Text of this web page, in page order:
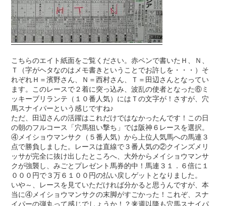
こちらのエイト紙面をご覧ください。赤ペンで書いたＨ、Ｎ、
Ｔ（字がヘタなのはメモ書きということでお許しを・・・）そ
れぞれＨ＝濱野さん、Ｎ＝西村さん、Ｔ＝田辺さんとなってい
ます。このレースで２着に突っ込み、波乱の使者となった⑥ミ
ッキーブリランテ（１０番人気）にはＴの文字が！さすが、穴
馬スナイパーという感じですね♪
ただ、田辺さんの活躍はこれだけではなかったんです！この日
の朝のフルコース「穴馬狙い撃ち」では阪神６レースを選択。
④メイショウマンサク（５番人気）から上位人気馬への馬連３
点で勝負しました。レースは直線で３番人気の②クインズメリ
ッサが完全に抜け出したところへ、大外からメイショウマンサ
クが強襲し、みごとプレゼント馬券的中！馬連３１．６倍に１
０００円で３万６１００円の払い戻しゲットとなりました。
いや～、レースを見ていただければ分かると思うんですが、本
当に④メイショウマンサクの末脚がすごかった！これぞ、スナ
イパーの弾丸って感じでしょうか！？来週以降も穴馬スナイパ